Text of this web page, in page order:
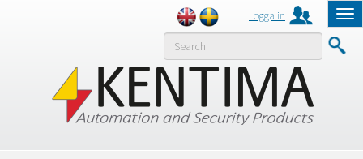
Logga in